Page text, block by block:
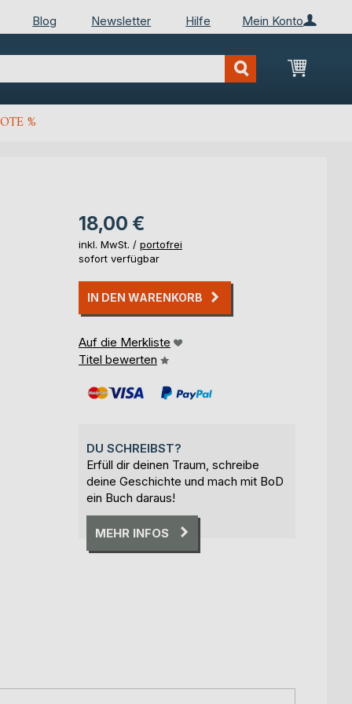
Mein Konto
Blog Newsletter Hilfe
Mein
%
18,00 €
inkl. MwSt. / portofrei
sofort verfügbar
IN DEN WARENKORB
Auf die Merkliste
Titel bewerten
DU SCHREIBST?
Erfüll dir deinen Traum, schreibe
deine Geschichte und mach mit BoD
ein Buch daraus!
MEHR INFOS